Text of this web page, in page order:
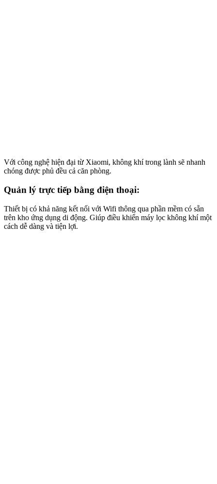
Với công nghệ hiện đại từ Xiaomi, không khí trong lành sẽ nhanh
chóng được phủ đều cả căn phòng.
Quản lý trực tiếp bằng điện thoại:
Thiết bị có khả năng kết nối với Wifi thông qua phần mềm có sẵn
trên kho ứng dụng di động. Giúp điều khiển máy lọc không khí một
cách dễ dàng và tiện lợi.